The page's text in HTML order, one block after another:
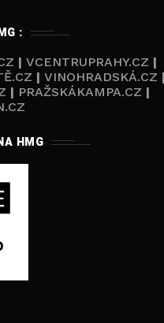
:
| VCENTRUPRAHY.CZ |
| VINOHRADSKÁ.CZ |
| PRAŽSKÁKAMPA.CZ |
HMG